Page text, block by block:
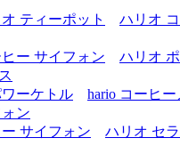
ティーポット
ハリオ
ー サイフォン
ハリオ
ワーケトル
hario コーヒ
ン
サイフォン
ハリオ セ